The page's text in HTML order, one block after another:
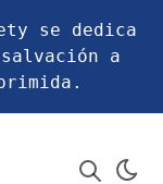
se dedica
a